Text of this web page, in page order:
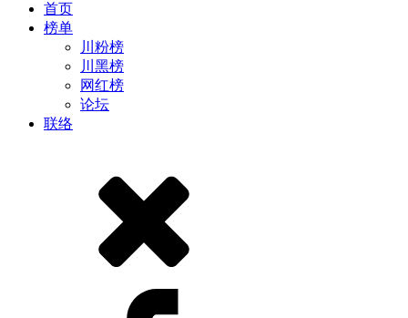
首页
榜单
川粉榜
川黑榜
网红榜
论坛
联络